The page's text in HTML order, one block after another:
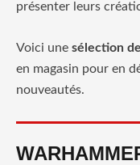
présenter leurs
Voici une sélection
en magasin pour en
nouveautés.